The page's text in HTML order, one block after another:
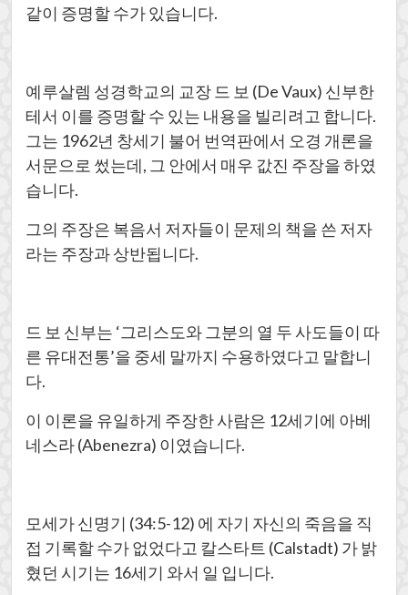
같이 증명할 수가 있습니다.
예루살렘 성경학교의 교장 드 보 (De Vaux) 신부한
테서 이를 증명할 수 있는 내용을 빌리려고 합니다.
그는 1962년 창세기 불어 번역판에서 오경 개론을
서문으로 썼는데, 그 안에서 매우 값진 주장을 하였
습니다.
그의 주장은 복음서 저자들이 문제의 책을 쓴 저자
라는 주장과 상반됩니다.
드 보 신부는 ‘그리스도와 그분의 열 두 사도들이 따
른 유대전통’을 중세 말까지 수용하였다고 말합니
다.
이 이론을 유일하게 주장한 사람은 12세기에 아베
네스라 (Abenezra) 이였습니다.
모세가 신명기 (34:5-12) 에 자기 자신의 죽음을 직
접 기록할 수가 없었다고 칼스타트 (Calstadt) 가 밝
혔던 시기는 16세기 와서 일 입니다.